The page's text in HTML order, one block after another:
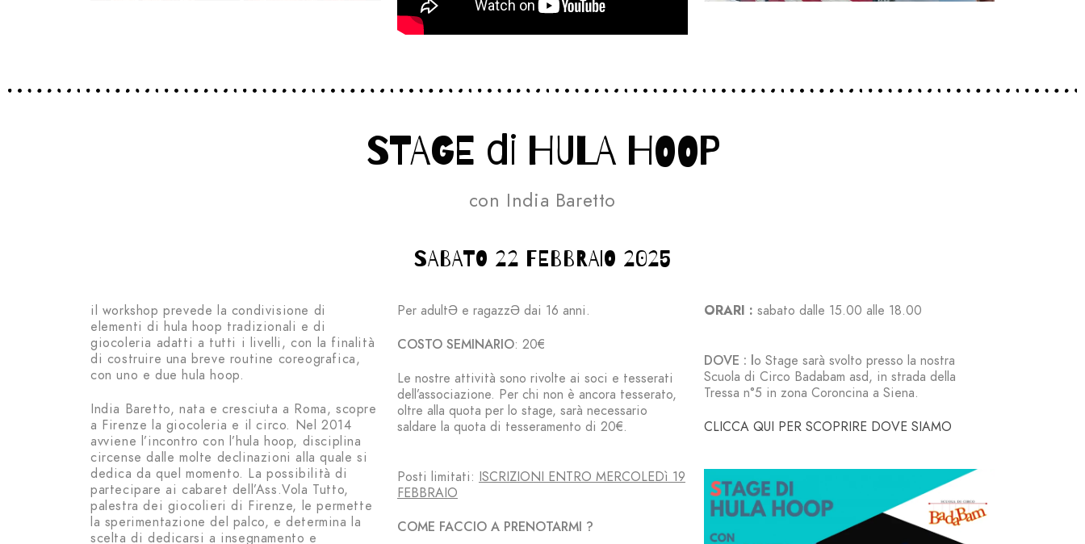
STAGE di HULA HOOP
con India Baretto
SABATO 22 FEBBRAIO 2025
il workshop prevede la condivisione di
elementi di hula hoop tradizionali e di
giocoleria adatti a tutti i livelli, con la finalità
di costruire una breve routine coreografica,
con uno e due hula hoop.
India Baretto, nata e cresciuta a Roma, scopre
a Firenze la giocoleria e il circo. Nel 2014
avviene l’incontro con l’hula hoop, disciplina
circense dalle molte declinazioni alla quale si
dedica da quel momento. La possibilità di
partecipare ai cabaret dell’Ass.Vola Tutto,
palestra dei giocolieri di Firenze, le permette
la sperimentazione del palco, e determina la
scelta di dedicarsi a insegnamento e
Per adultƏ e ragazzƏ dai 16 anni.
COSTO SEMINARIO: 20€
Le nostre attività sono rivolte ai soci e tesserati
dell’associazione. Per chi non è ancora tesserato,
oltre alla quota per lo stage, sarà necessario
saldare la quota di tesseramento di 20€.
Posti limitati: ISCRIZIONI ENTRO MERCOLEDì 19
FEBBRAIO
COME FACCIO A PRENOTARMI ?
ORARI : sabato dalle 15.00 alle 18.00
DOVE : lo Stage sarà svolto presso la nostra
Scuola di Circo Badabam asd, in strada della
Tressa n°5 in zona Coroncina a Siena.
CLICCA QUI PER SCOPRIRE DOVE SIAMO